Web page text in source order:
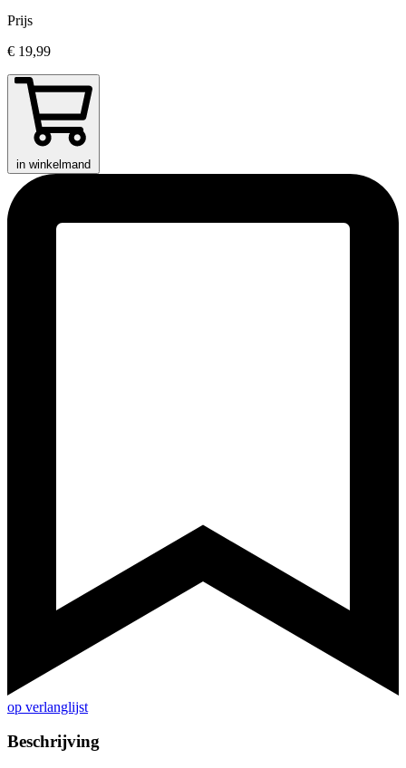
Prijs
€ 19,99
in winkelmand
op verlanglijst
Beschrijving